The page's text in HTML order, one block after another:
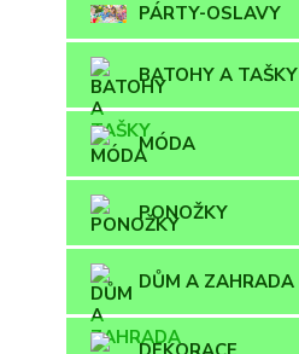
PÁRTY-OSLAVY
BATOHY A TAŠKY
MÓDA
PONOŽKY
DŮM A ZAHRADA